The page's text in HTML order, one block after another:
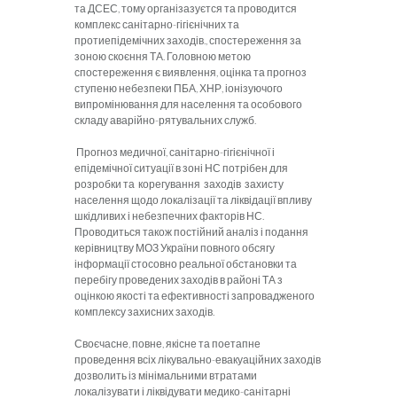
та ДСЕС, тому організазуєтся та проводится
комплекс санітарно-гігієнічних та
протиепідемічних заходів., спостереження за
зоною скоєння ТА. Головною метою
спостереження є виявлення, оцінка та прогноз
ступеню небезпеки ПБА, ХНР, іонізуючого
випромінювання для населення та особового
складу аварійно-рятувальних служб.
Прогноз медичної, санітарно-гігієнічної і
епідемічної ситуації в зоні НС потрібен для
розробки та корегування заходів захисту
населення щодо локалізації та ліквідації впливу
шкідливих і небезпечних факторів НС.
Проводиться також постійний аналіз і подання
керівництву МОЗ України повного обсягу
інформації стосовно реальної обстановки та
перебігу проведених заходів в районі ТА з
оцінкою якості та ефективності запровадженого
комплексу захисних заходів.
Своєчасне, повне, якісне та поетапне
проведення всіх лікувально-евакуаційних заходів
дозволить із мінімальними втратами
локалізувати і ліквідувати медико-санітарні